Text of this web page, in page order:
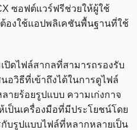
ซอฟต์แวร์ฟรีช่วยให้ผู้ใช้
องใช้แอปพลิเคชันพื้นฐานที่ใช้
ปิดไฟล์สากลที่สามารถรองรับ
อวิธีที่เข้าถึงได้ในการดูไฟล์
ายร้อยรูปแบบ ความเก่งกาจ
ป็นเครื่องมือที่มีประโยชน์โดย
บรูปแบบไฟล์ที่หลากหลายเป็น